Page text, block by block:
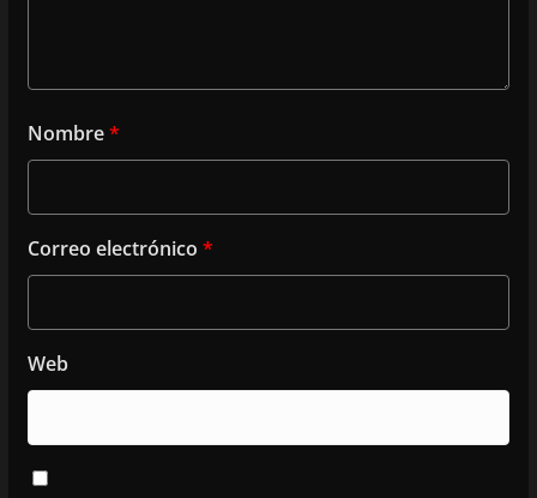
Nombre*
Correo electrónico *
Web